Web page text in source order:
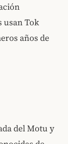
usan Tok
años de
del Motu y